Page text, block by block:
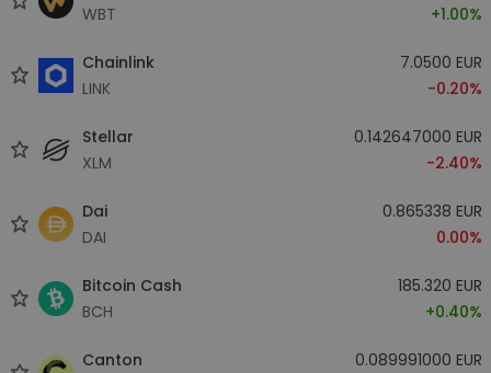
WBT
+1.00%
Chainlink
LINK
7.0500 EUR
-0.20%
Stellar
XLM
0.142647000 EUR
-2.40%
Dai
DAI
0.865338 EUR
0.00%
Bitcoin Cash
BCH
185.320 EUR
+0.40%
Canton
0.089991000 EUR